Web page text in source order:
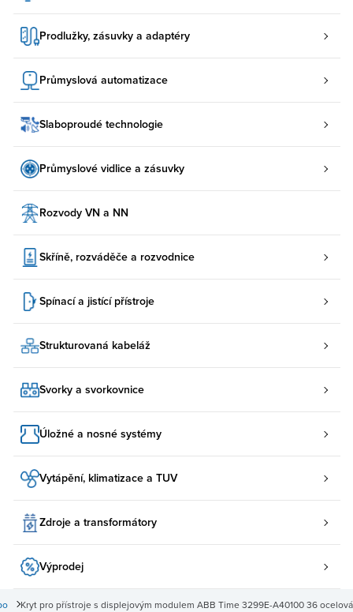
Prodlužky, zásuvky a adaptéry
Průmyslová automatizace
Slaboproudé technologie
Průmyslové vidlice a zásuvky
Rozvody VN a NN
Skříně, rozváděče a rozvodnice
Spínací a jistící přístroje
Strukturovaná kabeláž
Svorky a svorkovnice
Úložné a nosné systémy
Vytápění, klimatizace a TUV
Zdroje a transformátory
Výprodej
Kryt pro přístroje s displejovým modulem ABB Time 3299E-A40100 36 ocelová